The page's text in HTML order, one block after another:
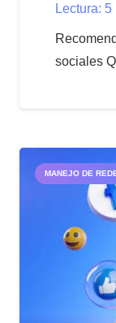
Lectura: 5
sociales
MANEJO DE